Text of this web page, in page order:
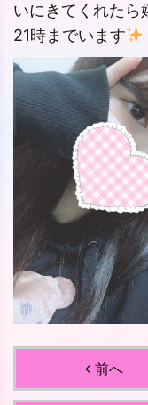
いにきてくれた
21時までいます
前へ